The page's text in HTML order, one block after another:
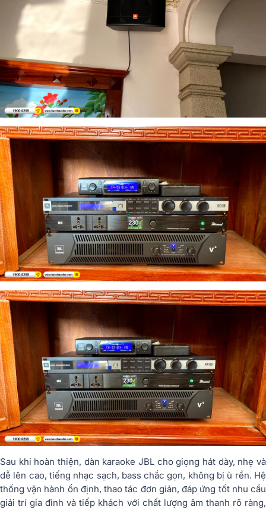
Sau khi hoàn thiện, dàn karaoke JBL cho giọng hát dày, nhẹ và
dễ lên cao, tiếng nhạc sạch, bass chắc gọn, không bị ù rền. Hệ
thống vận hành ổn định, thao tác đơn giản, đáp ứng tốt nhu cầu
giải trí gia đình và tiếp khách với chất lượng âm thanh rõ ràng,